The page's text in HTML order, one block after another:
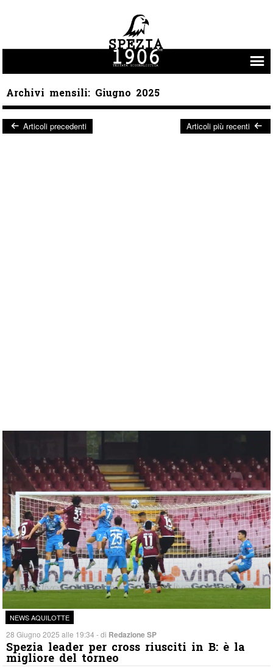
Archivi mensili: Giugno 2025
Articoli precedenti Articoli più recenti
NEWS AQUILOTTE
28 Giugno 2025 alle 19:34 - di Redazione SP
Spezia leader per cross riusciti in B: è la
migliore del torneo